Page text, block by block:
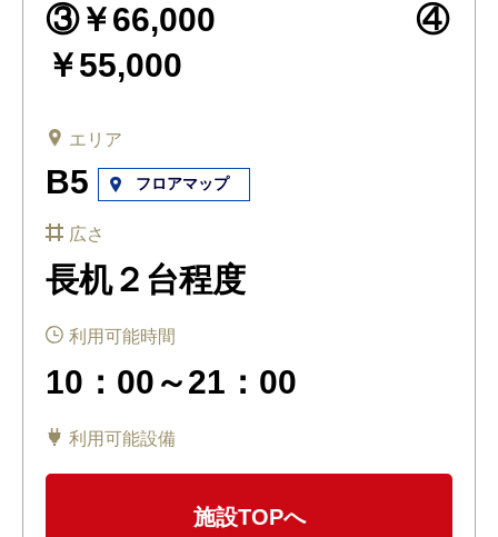
③￥66,000 ④
￥55,000
エリア
B5 フロアマップ
広さ
長机２台程度
利用可能時間
10：00～21：00
利用可能設備
施設TOPへ